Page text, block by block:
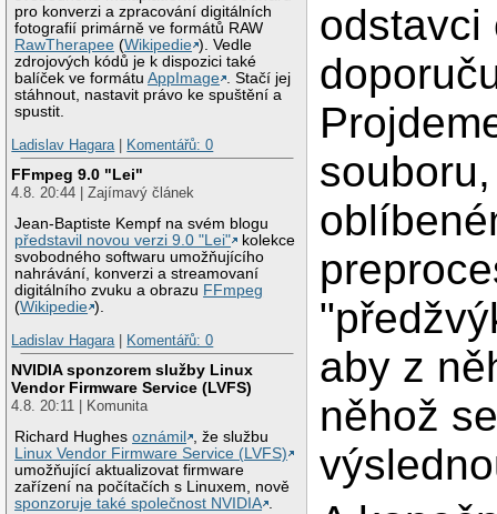
pro konverzi a zpracování digitálních
fotografií primárně ve formátů RAW
RawTherapee (Wikipedie ). Vedle
zdrojových kódů je k dispozici také
balíček ve formátuAppImage . Stačí jej
stáhnout, nastavit právo ke spuštění a
spustit.
Ladislav Hagara| Komentářů: 0
FFmpeg 9.0 "Lei"
4.8. 20:44 | Zajímavý článek
Jean-Baptiste Kempf na svém blogu
představil novou verzi 9.0 "Lei"
kolekce
svobodného softwaru umožňujícího
nahrávání, konverzi a streamovaní
digitálního zvuku a obrazu FFmpeg
(Wikipedie ).
Ladislav Hagara| Komentářů: 0
NVIDIA sponzorem služby Linux
Vendor Firmware Service (LVFS)
4.8. 20:11 | Komunita
Richard Hughesoznámil
, že službu
Linux Vendor Firmware Service (LVFS)
umožňující aktualizovat firmware
zařízení na počítačích s Linuxem, nově
sponzoruje také společnost NVIDIA .
odstavci
aby z
něhož